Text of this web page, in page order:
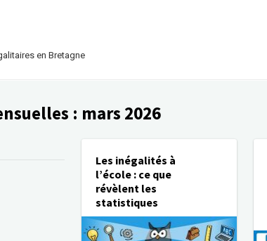
en Bretagne
: mars 2026
Les inégalités à
l’école : ce que
révèlent les
statistiques